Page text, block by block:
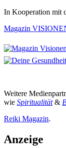
In Kooperation mit
Magazin
Weitere
wie Spiritualität&
Reiki Magazin.
Anzeige